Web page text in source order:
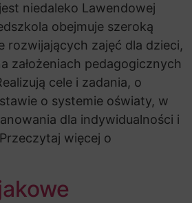
niedaleko Lawendowej
obejmuje szeroką
rozwijających zajęć dla dzieci,
założeniach pedagogicznych
cele i zadania, o
o systemie oświaty, w
dla indywidualności i
więcej o